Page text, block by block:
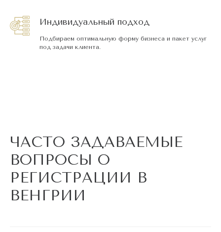
Индивидуальный подход
Подбираем оптимальную форму бизнеса и пакет услуг
под задачи клиента.
ЧАСТО ЗАДАВАЕМЫЕ
ВОПРОСЫ О
РЕГИСТРАЦИИ В
ВЕНГРИИ